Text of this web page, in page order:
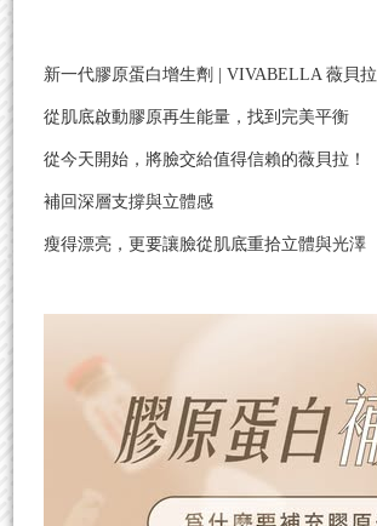
新一代膠原蛋白增生劑 | VIVABELLA 薇貝拉
從肌底啟動膠原再生能量，找到完美平衡
從今天開始，將臉交給值得信賴的薇貝拉！
補回深層支撐與立體感
瘦得漂亮，更要讓臉從肌底重拾立體與光澤